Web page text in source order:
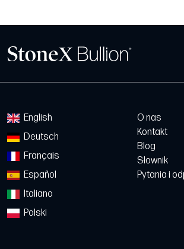
English
Deutsch
Français
Español
Italiano
Polski
O nas
Kontakt
Blog
Słownik
Pytania i